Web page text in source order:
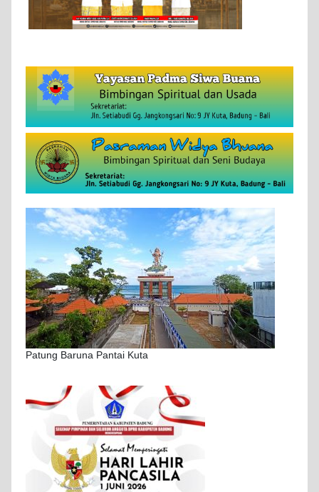
Patung Baruna Pantai Kuta